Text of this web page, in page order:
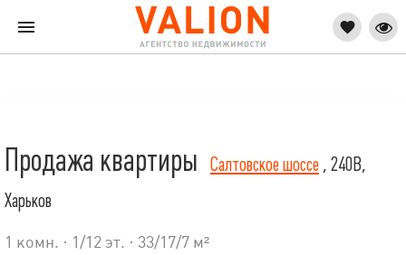
Продажа квартиры Салтовское шоссе , 240В,
Харьков
1 комн. · 1 /12 эт. · 33/17/7 м²